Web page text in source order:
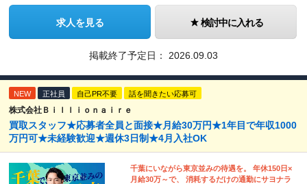
求人を見る 検討中に入れる
掲載終了予定日： 2026.09.03
NEW 正社員 自己PR不要 話を聞きたい応募可
株式会社Ｂｉｌｌｉｏｎａｉｒｅ
買取スタッフ★応募者全員と面接★月給30万円★1年目で年収1000
万円可★未経験歓迎★週休3日制★4月入社OK
千葉にいながら東京並みの待遇を。 年休150日×
月給30万～で、 消耗するだけの通勤にサヨナラ